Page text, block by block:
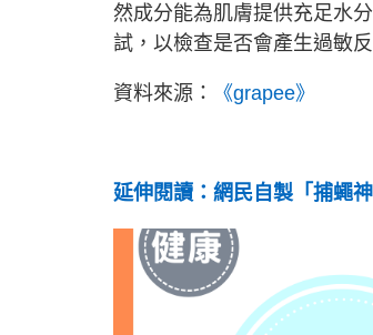
然成分能為肌膚提供充足水
試，以檢查是否會產生過敏反
資料來源： 《grapee》
延伸閱讀：網民自製「捕蠅